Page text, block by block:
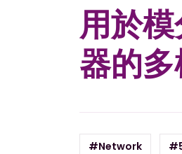
用於
器的
#Network